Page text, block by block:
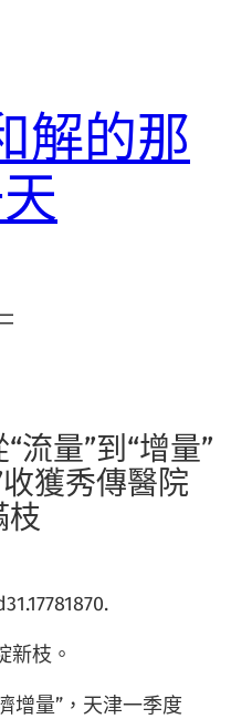
解的那
流量”到“增量”
獲秀傳醫院
枝
新枝。
增量”，天津一季度